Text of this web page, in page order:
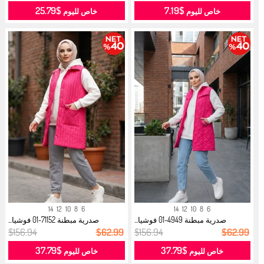
خاص لليوم$7.19 خاص لليوم $25.79
6
8
10
12
14
صدرية مبطنة 4949-01 فوشيا...
$156.94 $62.99
خاص لليوم $37.79
6
8
10
12
14
صدرية مبطنة 71152-01 فوشيا...
$156.94 $62.99
خاص لليوم$37.79